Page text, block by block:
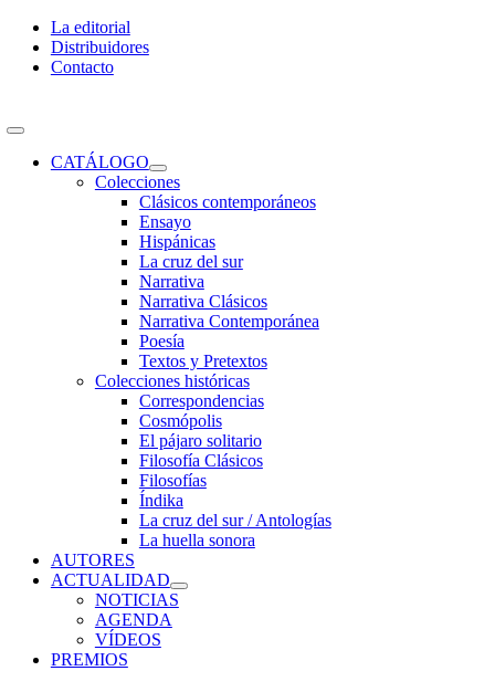
Skip
content
La editorial
Distribuidores
Contacto
Toggle
NavigationCATÁLOGO
Colecciones
Clásicos contemporáneos
Ensayo
Hispánicas
La cruz del sur
Narrativa
Narrativa Clásicos
Narrativa Contemporánea
Poesía
Textos y Pretextos
Colecciones históricas
Correspondencias
Cosmópolis
El pájaro solitario
Filosofía Clásicos
Filosofías
Índika
La cruz del sur / Antologías
La huella sonora
AUTORES
ACTUALIDAD
NOTICIAS
AGENDA
VÍDEOS
PREMIOS